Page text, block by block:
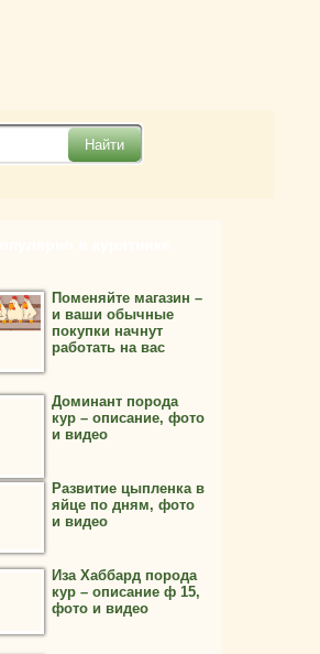
Поменяйте магазин –
и ваши обычные
покупки начнут
работать на вас
Доминант порода
кур – описание, фото
и видео
Развитие цыпленка в
яйце по дням, фото
и видео
Иза Хаббард порода
кур – описание ф 15,
фото и видео